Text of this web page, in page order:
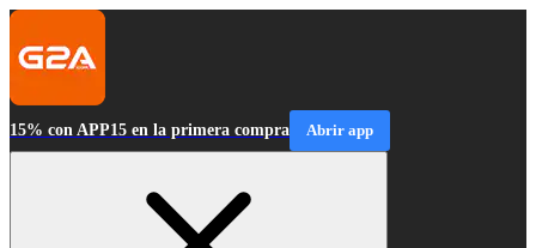
15% con APP15 en la primera compra Abrir app